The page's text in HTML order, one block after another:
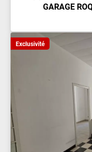
GARAGE
Exclusivité